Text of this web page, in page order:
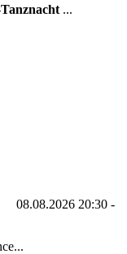
...
08.08.2026 20:30 -